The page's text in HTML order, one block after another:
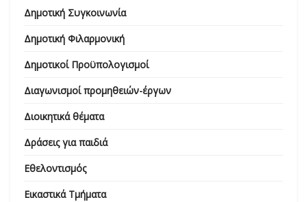
Δημοτική Συγκοινωνία
Δημοτική Φιλαρμονική
Δημοτικοί Προϋπολογισμοί
Διαγωνισμοί προμηθειών-έργων
Διοικητικά θέματα
Δράσεις για παιδιά
Εθελοντισμός
Εικαστικά Τμήματα